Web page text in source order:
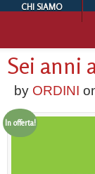
CHI SIAMO
Sei anni
by ORDINI
In offerta!